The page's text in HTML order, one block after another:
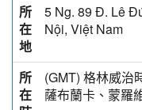
所
在
地
5 Ng. 89 Đ. Lê
Nội, Việt Nam
所
在
(GMT) 格林威治
薩布蘭卡、蒙羅